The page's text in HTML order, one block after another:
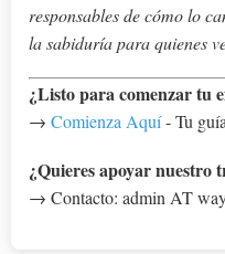
responsables de cómo lo
la sabiduría para quienes
¿Listo para comenzar tu
→ Comienza Aquí- Tu
¿Quieres apoyar nuestro
→ Contacto: admin AT